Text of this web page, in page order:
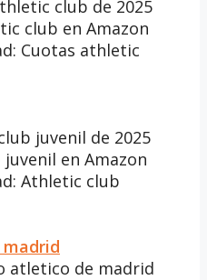
club de 2025
club en Amazon
Cuotas athletic
juvenil de 2025
en Amazon
Athletic club
atletico de madrid